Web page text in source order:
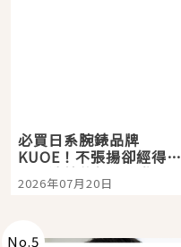
必買日系腕錶品牌
KUOE！不張揚卻經得起
時間洗鍊的經典之作五
選
2026年07月20日
No.5